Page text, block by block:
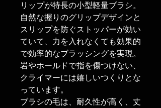
リップが特長の小型軽量ブラシ。
自然な握りのグリップデザインと
スリップを防ぐストッパーが効い
ていて、力を入れなくても効果的
で効率的なブラッシングを実現。
岩やホールドで指を傷つけない、
クライマーには嬉しいつくりとな
っています。
ブラシの毛は、耐久性が高く、丈